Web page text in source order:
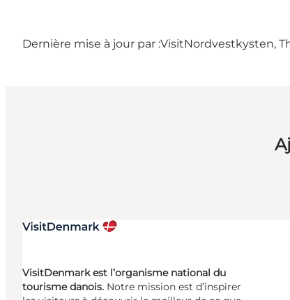
Dernière mise à jour par :VisitNordvestkysten,
VisitDenmark est l’organisme national du
tourisme danois. Notre mission est d’inspirer